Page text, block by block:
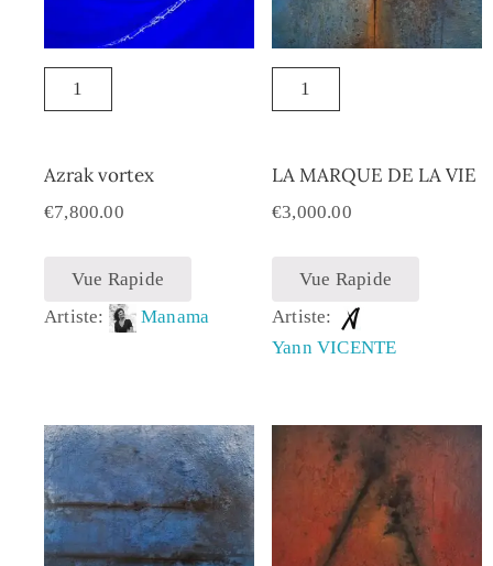
Azrak vortex
€7,800.00
Vue Rapide
Artiste:
Manama
LA MARQUE DE LA VIE
€3,000.00
Vue Rapide
Artiste:
Yann VICENTE